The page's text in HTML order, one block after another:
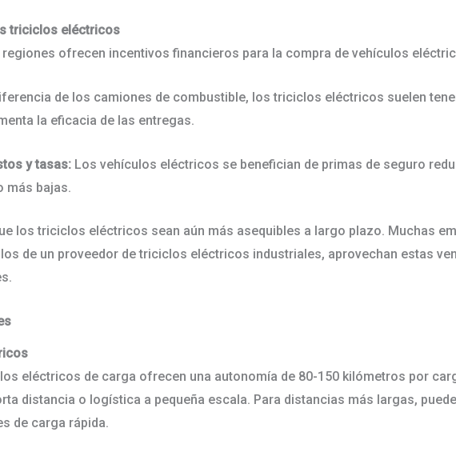
triciclos eléctricos
ofrecen incentivos financieros para la compra de vehículos
de los camiones de combustible, los triciclos eléctricos suelen
la eficacia de las entregas.
y tasas:Los vehículos eléctricos se benefician de primas de seguro
más bajas.
los triciclos eléctricos sean aún más asequibles a largo plazo. Muchas
de un proveedor de triciclos eléctricos industriales, aprovechan estas
eléctricos de carga ofrecen una autonomía de 80-150 kilómetros por
distancia o logística a pequeña escala. Para distancias más largas,
de carga rápida.